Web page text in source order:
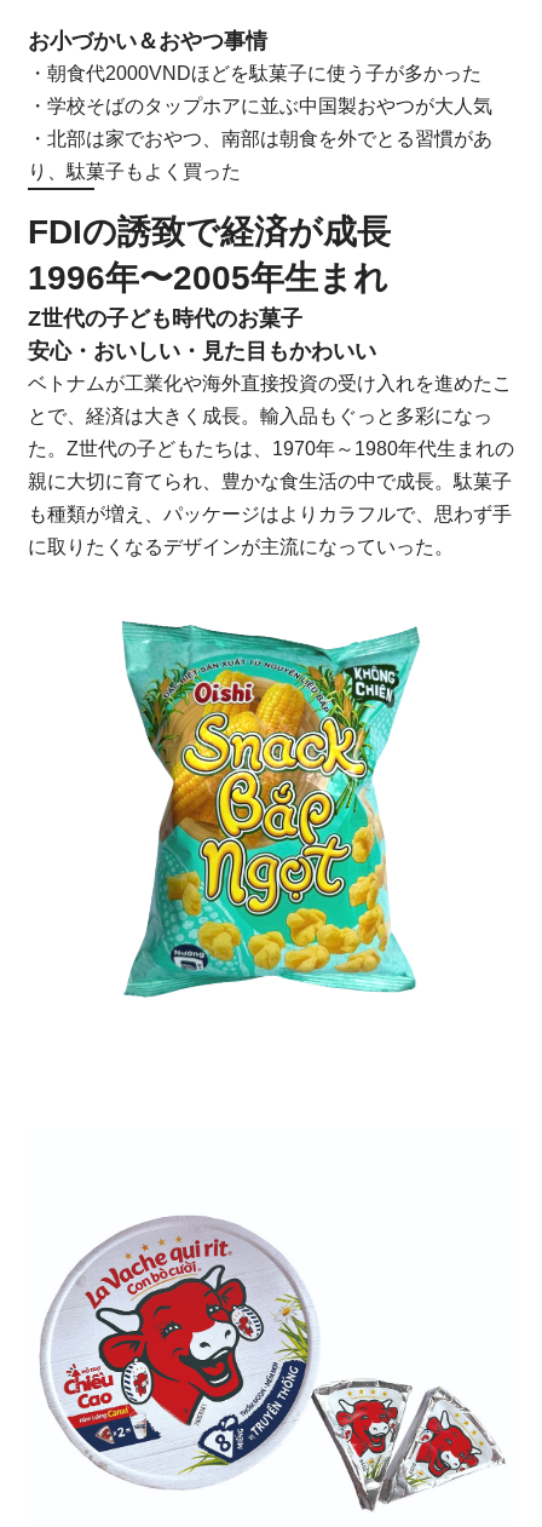
お小づかい＆おやつ事情
・朝食代2000VNDほどを駄菓子に使う子が多かった
・学校そばのタップホアに並ぶ中国製おやつが大人気
・北部は家でおやつ、南部は朝食を外でとる習慣があ
り、駄菓子もよく買った
FDIの誘致で経済が成長
1996年〜2005年生まれ
Z世代の子ども時代のお菓子
安心・おいしい・見た目もかわいい
ベトナムが工業化や海外直接投資の受け入れを進めたこ
とで、経済は大きく成長。輸入品もぐっと多彩になっ
た。Z世代の子どもたちは、1970年～1980年代生まれの
親に大切に育てられ、豊かな食生活の中で成長。駄菓子
も種類が増え、パッケージはよりカラフルで、思わず手
に取りたくなるデザインが主流になっていった。